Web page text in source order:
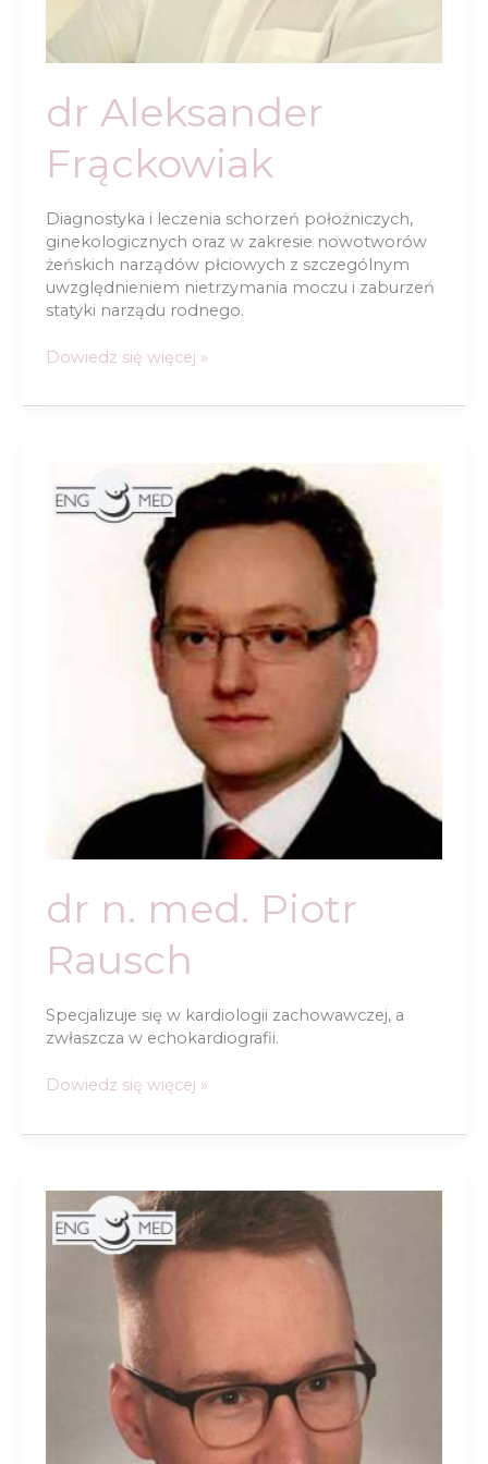
dr Aleksander
Frąckowiak
Diagnostyka i leczenia schorzeń położniczych,
ginekologicznych oraz w zakresie nowotworów
żeńskich narządów płciowych z szczególnym
uwzględnieniem nietrzymania moczu i zaburzeń
statyki narządu rodnego.
dr
Frąckowiak
Dowiedz się więcej »
dr n. med. Piotr
Rausch
Specjalizuje się w kardiologii zachowawczej, a
zwłaszcza w echokardiografii.
dr
med.
Dowiedz się więcej »